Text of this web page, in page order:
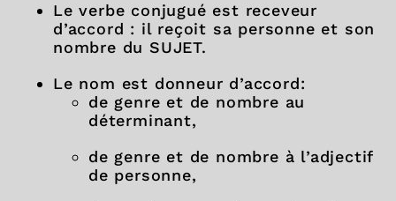
Le verbe conjugué est receveur
d’accord : il reçoit sa personne et son
nombre du SUJET.
Le nom est donneur d’accord:
de genre et de nombre au
déterminant,
de genre et de nombre à l’adjectif
de personne,